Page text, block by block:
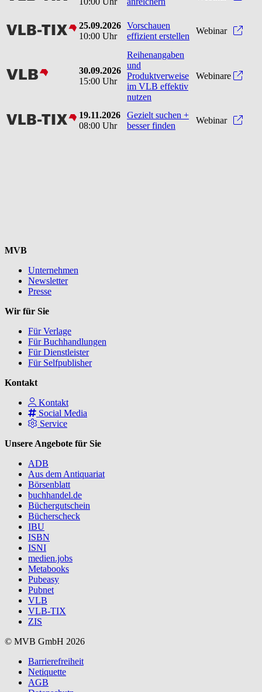
vlbtix
25.09.2026
10:00 Uhr
Vorschauen
effizient erstellen
Webinar
vlb
30.09.2026
15:00 Uhr
Reihenangaben
und
Produktverweise
im VLB effektiv
nutzen
Webinare
vlbtix
19.11.2026
08:00 Uhr
Gezielt suchen +
besser finden
Webinar
MVB
Unternehmen
Newsletter
Presse
Wir für Sie
Für Verlage
Für Buchhandlungen
Für Dienstleister
Für Selfpublisher
Kontakt
Kontakt
Social Media
Service
Unsere Angebote für Sie
ADB
Aus dem Antiquariat
Börsenblatt
buchhandel.de
Büchergutschein
Bücherscheck
IBU
ISBN
ISNI
medien.jobs
Metabooks
Pubeasy
Pubnet
VLB
VLB-TIX
ZIS
© MVB GmbH 2026
Barrierefreiheit
Netiquette
AGB